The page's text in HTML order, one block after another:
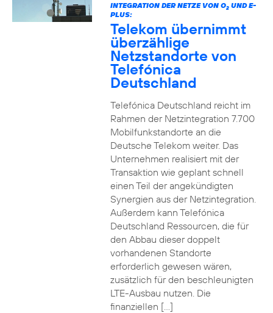
INTEGRATION DER NETZE VON O2UND E-
PLUS:
Telekom übernimmt
überzählige
Netzstandorte von
Telefónica
Deutschland
Telefónica Deutschland reicht im
Rahmen der Netzintegration 7.700
Mobilfunkstandorte an die
Deutsche Telekom weiter. Das
Unternehmen realisiert mit der
Transaktion wie geplant schnell
einen Teil der angekündigten
Synergien aus der Netzintegration.
Außerdem kann Telefónica
Deutschland Ressourcen, die für
den Abbau dieser doppelt
vorhandenen Standorte
erforderlich gewesen wären,
zusätzlich für den beschleunigten
LTE-Ausbau nutzen. Die
finanziellen […]